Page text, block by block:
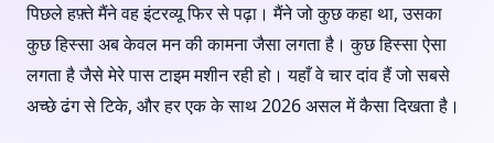
पिछले हफ़्ते मैंने वह इंटरव्यू फिर से पढ़ा। मैंने जो कुछ कहा था, उसका
कुछ हिस्सा अब केवल मन की कामना जैसा लगता है। कुछ हिस्सा ऐसा
लगता है जैसे मेरे पास टाइम मशीन रही हो। यहाँ वे चार दांव हैं जो सबसे
अच्छे ढंग से टिके, और हर एक के साथ 2026 असल में कैसा दिखता है।